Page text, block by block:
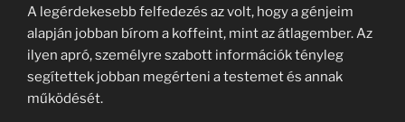
A legérdekesebb felfedezés az volt, hogy a génjeim
alapján jobban bírom a koffeint, mint az átlagember. Az
ilyen apró, személyre szabott információk tényleg
segítettek jobban megérteni a testemet és annak
működését.